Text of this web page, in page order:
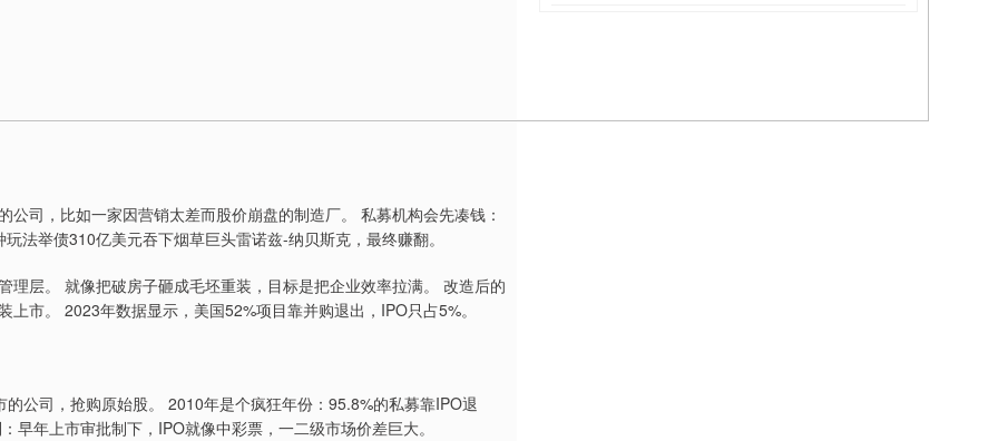
司，比如一家因营销太差而股价崩盘的制造厂。 私募机构会先凑钱：
法举债310亿美元吞下烟草巨头雷诺兹-纳贝斯克，最终赚翻。
层。 就像把破房子砸成毛坯重装，目标是把企业效率拉满。 改造后的
市。 2023年数据显示，美国52%项目靠并购退出，IPO只占5%。
公司，抢购原始股。 2010年是个疯狂年份：95.8%的私募靠IPO退
年上市审批制下，IPO就像中彩票，一二级市场价差巨大。